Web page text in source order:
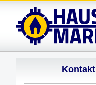
Kontakt